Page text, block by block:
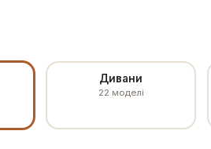
Дивани
22 моделі